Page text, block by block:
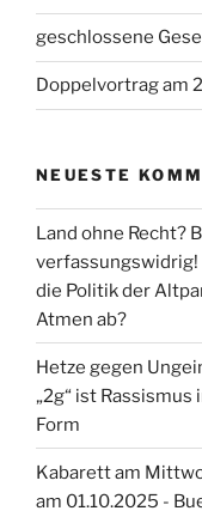
geschlossene
Doppelvortrag am
NEUESTE
Land ohne Recht?
die Politik der
Atmen ab?
Hetze gegen
„2g“ ist
Form
Kabarett am
am 01.10.2025 -